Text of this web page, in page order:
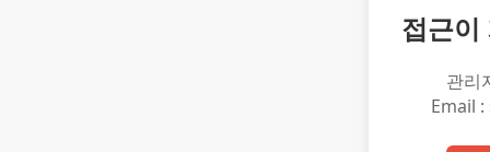
접근이
관리
Email